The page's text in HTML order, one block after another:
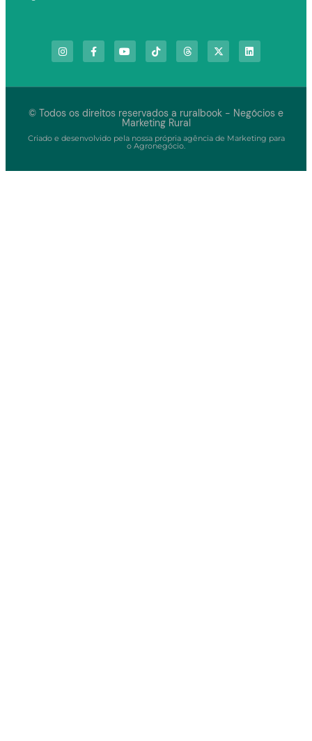
© Todos os direitos reservados a ruralbook - Negócios e
Marketing Rural
Criado e desenvolvido pela nossa própria agência de Marketing para
o Agronegócio.